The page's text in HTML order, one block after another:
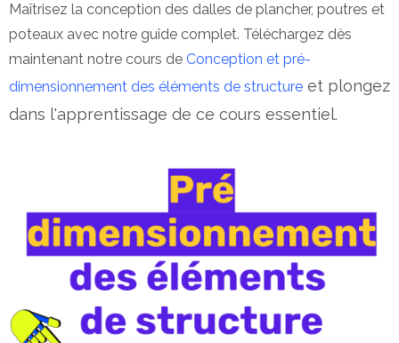
Maîtrisez la conception des dalles de plancher, poutres et
poteaux avec notre guide complet. Téléchargez dès
maintenant notre cours de Conception et pré-
dimensionnement des éléments de structure et plongez
dans l'apprentissage de ce cours essentiel.